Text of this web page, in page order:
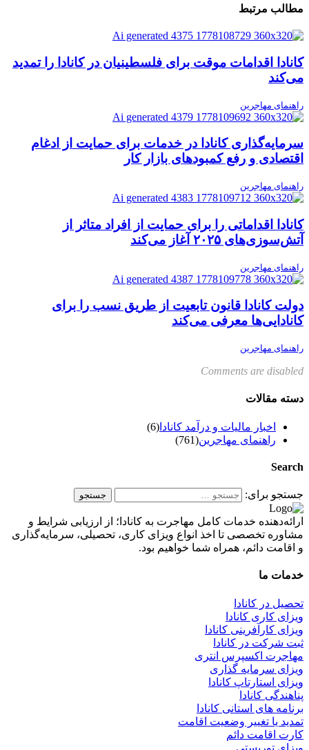
مطالب مرتبط
کانادا اقدامات موقت برای فلسطینیان در کانادا را تمدید
می‌کند
راهنمای مهاجرین
سرمایه‌گذاری کانادا در خدمات برای حمایت از ادغام
اقتصادی و رفع کمبودهای بازار کار
راهنمای مهاجرین
کانادا اقداماتی را برای حمایت از افراد متاثر از
آتش‌سوزی‌های ۲۰۲۵ آغاز می‌کند
راهنمای مهاجرین
دولت کانادا قانون تابعیت از طریق نسب را برای
کانادایی‌ها معرفی می‌کند
راهنمای مهاجرین
Comments are disabled
دسته مقالات
اخبار مالیات و درآمد کانادا (6)
راهنمای مهاجرین(761)
Search
جستجو برای:
ارائه‌دهنده خدمات کامل مهاجرت به کانادا؛ از ارزیابی شرایط و
مشاوره تخصصی تا اخذ انواع ویزای کاری، تحصیلی، سرمایه‌گذاری
و اقامت دائم، همراه شما خواهیم بود.
خدمات ما
تحصیل در کانادا
ویزای کاری کانادا
ویزای کارآفرینی کانادا
ثبت شرکت در کانادا
مهاجرت اکسپرس انتری
ویزای سرمایه گذاری
ویزای استارتاپ کانادا
پناهندگی کانادا
برنامه های استانی کانادا
تمدید یا تغییر وضعیت اقامت
کارت اقامت دائم
ویزای توریستی